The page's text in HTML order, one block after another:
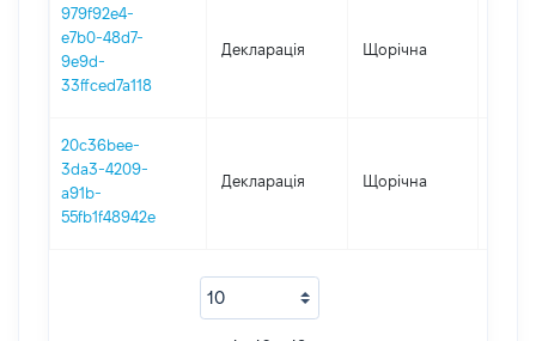
979f92e4-
e7b0-48d7-
9e9d-
33ffced7a118
Декларація Щорічна
20c36bee-
3da3-4209-
a91b-
55fb1f48942e
Декларація Щорічна